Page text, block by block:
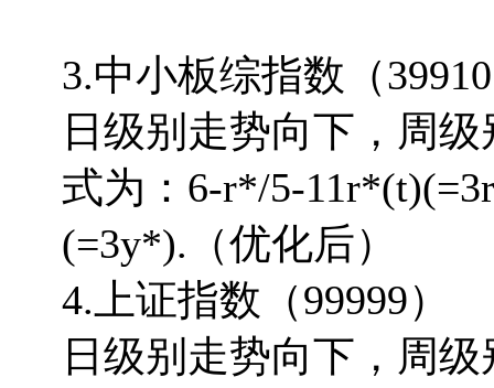
3.中小板综指数（
日级别走势向下，周
式为：6-r*/5-
(=3y*).（优化后）
4.上证指数（99999）
日级别走势向下，周